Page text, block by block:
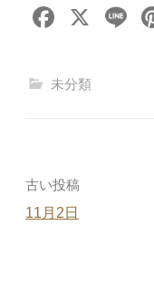
F
c
o
k
X
Li
未分類
投
稿
古い投稿
11月2日